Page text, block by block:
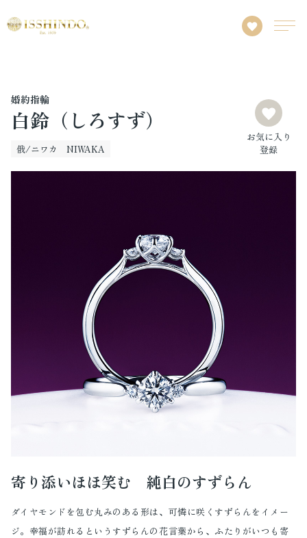
婚約指輪
白鈴（しろすず）
俄/ニワカ NIWAKA
お気に入り
登録
寄り添いほほ笑む 純白のすずらん
ダイヤモンドを包む丸みのある形は、可憐に咲くすずらんをイメー
ジ。幸福が訪れるというすずらんの花言葉から、ふたりがいつも寄